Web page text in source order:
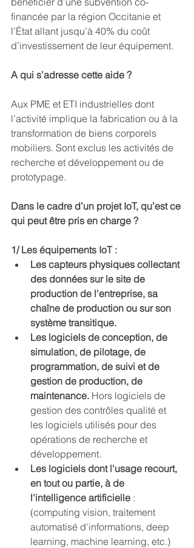
financée par la région Occitanie et
l’État allant jusqu’à 40% du coût
d’investissement de leur équipement.
A qui s’adresse cette aide ?
Aux PME et ETI industrielles dont
l’activité implique la fabrication ou à la
transformation de biens corporels
mobiliers. Sont exclus les activités de
recherche et développement ou de
prototypage.
Dans le cadre d’un projet IoT, qu’est ce
qui peut être pris en charge ?
1/ Les équipements IoT :
Les capteurs physiques collectant
des données sur le site de
production de l'entreprise, sa
chaîne de production ou sur son
système transitique.
Les logiciels de conception, de
simulation, de pilotage, de
programmation, de suivi et de
gestion de production, de
maintenance. Hors logiciels de
gestion des contrôles qualité et
les logiciels utilisés pour des
opérations de recherche et
développement.
Les logiciels dont l'usage recourt,
en tout ou partie, à de
l'intelligence artificielle :
(computing vision, traitement
automatisé d'informations, deep
learning, machine learning, etc.)